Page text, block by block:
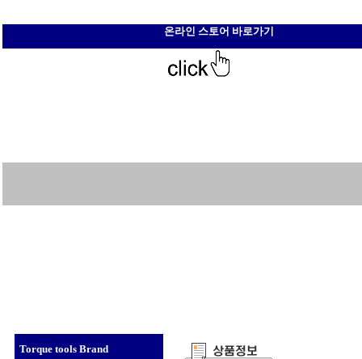
온라인 스토어 바로가기
Torque tools Brand